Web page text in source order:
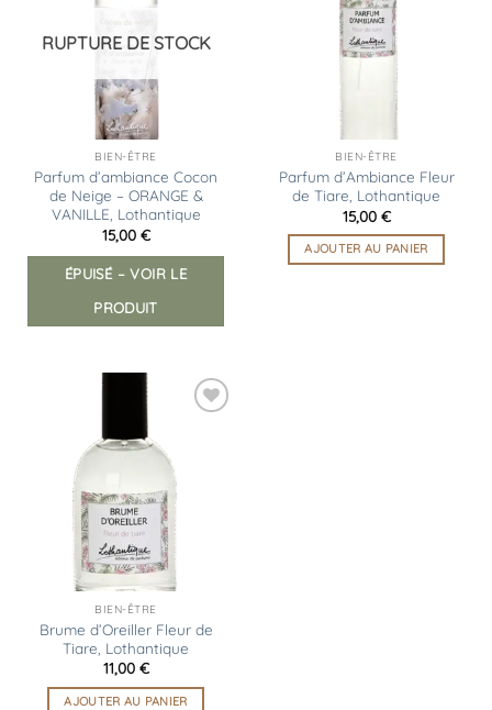
RUPTURE DE STOCK
BIEN-ÊTRE
Parfum d’ambiance Cocon
de Neige – ORANGE &
VANILLE, Lothantique
15,00 €
ÉPUISÉ – VOIR LE
PRODUIT
BIEN-ÊTRE
Parfum d’Ambiance Fleur
de Tiare, Lothantique
15,00 €
AJOUTER AU PANIER
BIEN-ÊTRE
Brume d’Oreiller Fleur de
Tiare, Lothantique
11,00 €
AJOUTER AU PANIER